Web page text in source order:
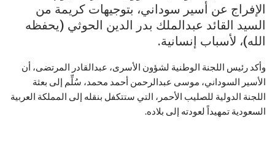
الإفراج عن أسير سوداني، بتوجيهات كريمة من
السيد القائد عبدالملك بدر الدين الحوثي (يحفظه
الله)، لأسباب إنسانية.
وأكد رئيس اللجنة الوطنية لشؤون الأسرى، عبدالقادر المرتضى، أن
الأسير السوداني، موسى عبدالرحمن أحمد محمد، سُلِّم إلى بعثة
اللجنة الدولية للصليب الأحمر، التي ستتكفل بنقله إلى المملكة العربية
السعودية تمهيداً لعودته إلى بلاده.